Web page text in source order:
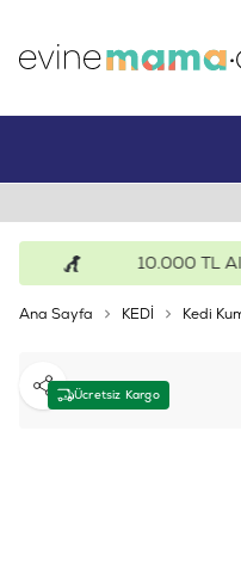
10.000 TL
Ana Sayfa KEDİ Kedi
Ücretsiz Kargo
Paylaş